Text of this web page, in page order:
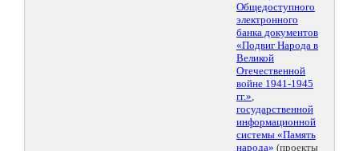
Общедоступного
электронного
банка документов
«Подвиг Народа в
Великой
Отечественной
войне 1941-1945
гг.»,
государственной
информационной
системы «Память
народа» (проекты